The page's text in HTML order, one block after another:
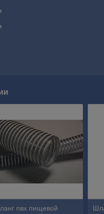
пвх пищевой